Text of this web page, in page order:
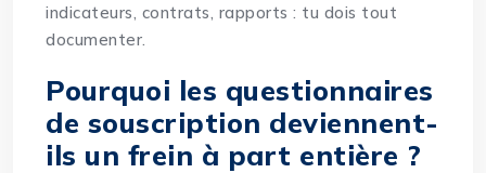
indicateurs, contrats, rapports : tu dois tout
documenter.
Pourquoi les questionnaires
de souscription deviennent-
ils un frein à part entière ?